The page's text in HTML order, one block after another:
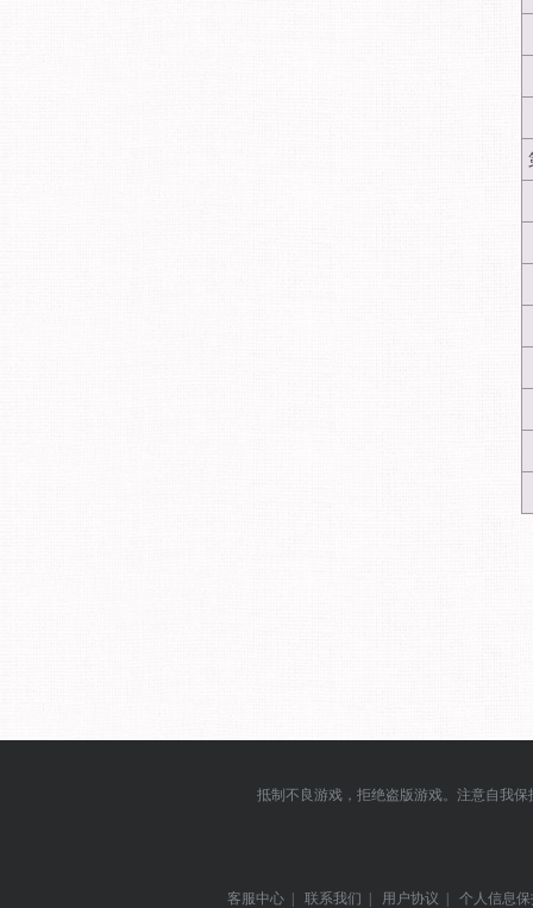
抵制不良游戏，拒绝盗版游戏。注意自我
客服中心 | 联系我们 | 用户协议 |
个人信息